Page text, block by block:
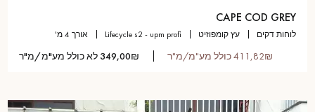
CAPE COD GREY
לוחות דקים עץ קומפוזיט lifecycle s2 - upm profi אורך 4 מ'
411,82₪ כולל מע"מ/מ"ר 349,00₪ לא כולל מע"מ/מ"ר